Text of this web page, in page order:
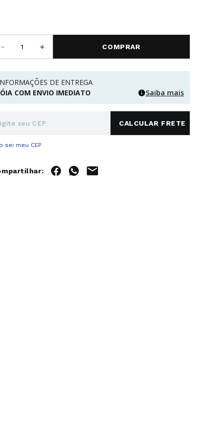
＋ COMPRAR
DE ENTREGA
COM ENVIO IMEDIATO
Saiba mais
sei meu CEP